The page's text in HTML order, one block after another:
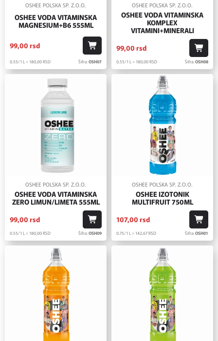
OSHEE POLSKA SP. Z.O.O.
OSHEE VODA VITAMINSKA
MAGNESIUM+B6 555ML
99,00 rsd
0.55/1 L = 180,00RSD Šifra:OSH07
OSHEE POLSKA SP. Z.O.O.
OSHEE VODA VITAMINSKA
KOMPLEX
VITAMINI+MINERALI
99,00 rsd
0.55/1 L = 180,00RSD Šifra:OSH08
OSHEE POLSKA SP. Z.O.O.
OSHEE VODA VITAMINSKA
ZERO LIMUN/LIMETA 555ML
99,00 rsd
0.55/1 L = 180,00RSD Šifra:OSH09
OSHEE POLSKA SP. Z.O.O.
OSHEE IZOTONIK
MULTIFRUIT 750ML
107,00 rsd
0.75/1 L = 142,67RSD Šifra:OSH01